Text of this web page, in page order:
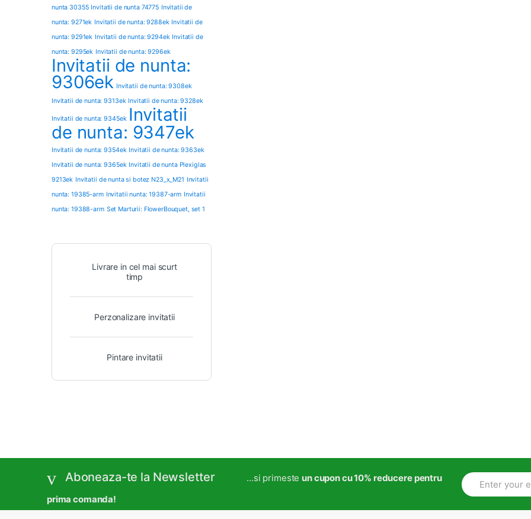
nunta 30355 Invitatii de nunta 74775 Invitatii de
nunta: 9271ek Invitatii de nunta: 9288ek Invitatii de
nunta: 9291ek Invitatii de nunta: 9294ek Invitatii de
nunta: 9295ek Invitatii de nunta: 9296ek
Invitatii de nunta:
9306ek Invitatii de nunta: 9308ek
Invitatii de nunta: 9313ek Invitatii de nunta: 9328ek
Invitatii de nunta: 9345ek Invitatii
de nunta: 9347ek
Invitatii de nunta: 9354ek Invitatii de nunta: 9363ek
Invitatii de nunta: 9365ek Invitatii de nunta Plexiglas
9213ek Invitatii de nunta si botez N23_x_M21 Invitatii
nunta: 19385-arm Invitatii nunta: 19387-arm Invitatii
nunta: 19388-arm Set Marturii: FlowerBouquet, set 1
Livrare in cel mai scurt
timp
Perzonalizare invitatii
Pintare invitatii
Aboneaza-te la Newsletter ...si primeste un cupon cu 10% reducere pentru
prima comanda!